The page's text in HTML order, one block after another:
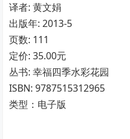
译者: 黄文娟
出版年: 2013-5
页数: 111
定价: 35.00元
丛书: 幸福四季水彩花园
ISBN: 9787515312965
类型：电子版